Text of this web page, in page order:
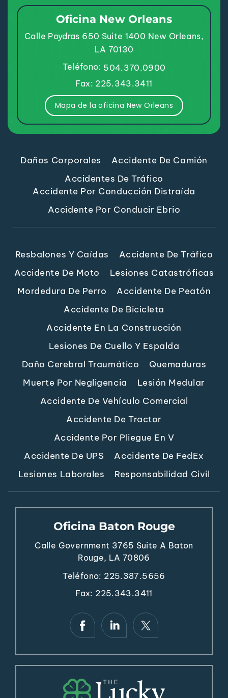
Oficina New Orleans
Calle Poydras 650 Suite 1400 New Orleans,
LA 70130
Teléfono: 504.370.0900
Fax: 225.343.3411
Mapa de la oficina New Orleans
Daños Corporales
Accidente De Camión
Accidentes De Tráfico
Accidente Por Conducción Distraída
Accidente Por Conducir Ebrio
Resbalones Y Caídas
Accidente De Tráfico
Accidente De Moto
Lesiones Catastróficas
Mordedura De Perro
Accidente De Peatón
Accidente De Bicicleta
Accidente En La Construcción
Lesiones De Cuello Y Espalda
Daño Cerebral Traumático
Quemaduras
Muerte Por Negligencia
Lesión Medular
Accidente De Vehículo Comercial
Accidente De Tractor
Accidente Por Pliegue En V
Accidente De UPS
Accidente De FedEx
Lesiones Laborales
Responsabilidad Civil
Oficina Baton Rouge
Calle Government 3765 Suite A Baton
Rouge, LA 70806
Teléfono: 225.387.5656
Fax: 225.343.3411